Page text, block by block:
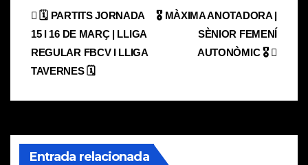
Navegación
de
entradas
🎖️ MÀXIMA ANOTADORA |
SÈNIOR FEMENÍ
AUTONÒMIC 🎖️
🗓️ PARTITS JORNADA
15 I 16 DE MARÇ | LLIGA
REGULAR FBCV I LLIGA
TAVERNES 🗓️
Entrada relacionada